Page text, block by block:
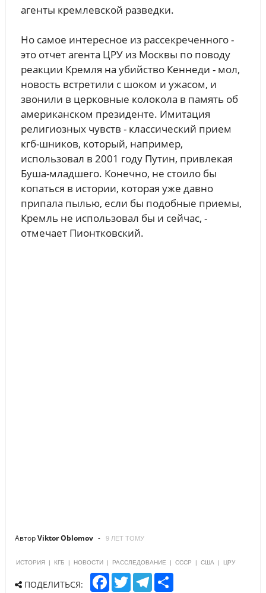
агенты кремлевской разведки.
Но самое интересное из рассекреченного -
это отчет агента ЦРУ из Москвы по поводу
реакции Кремля на убийство Кеннеди - мол,
новость встретили с шоком и ужасом, и
звонили в церковные колокола в память об
американском президенте. Имитация
религиозных чувств - классический прием
кгб-шников, который, например,
использовал в 2001 году Путин, привлекая
Буша-младшего. Конечно, не стоило бы
копаться в истории, которая уже давно
припала пылью, если бы подобные приемы,
Кремль не использовал бы и сейчас, -
отмечает Пионтковский.
АвторViktor Oblomov 9 ЛЕТ ТОМУ
ИСТОРИЯ | КГБ | НОВОСТИ | РАССЛЕДОВАНИЕ | СССР | США | ЦРУ
ПОДЕЛИТЬСЯ:
F
T
w
T
S